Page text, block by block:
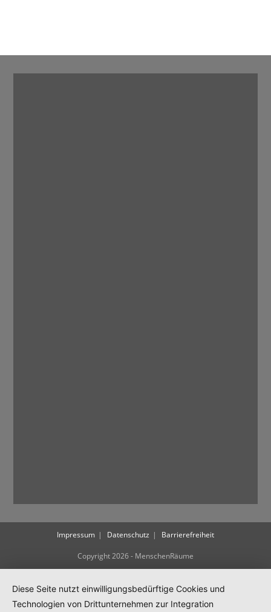
Impressum Datenschutz Barrierefreiheit
Copyright 2026 - MenschenRäume
Diese Seite nutzt einwilligungsbedürftige Cookies und
Technologien von Drittunternehmen zur Integration